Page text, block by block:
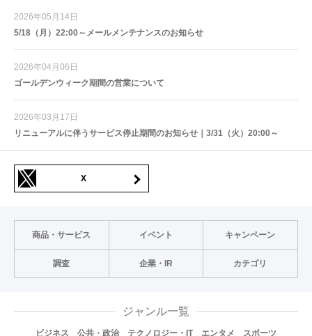
2026年05月14日
5/18（月）22:00～メールメンテナンスのお知らせ
2026年04月06日
ゴールデンウィーク期間の営業について
2026年03月17日
リニューアルに伴うサービス停止期間のお知らせ｜3/31（火）20:00～
X
商品・サービス イベント キャンペーン
調査 企業・IR カテゴリ
ジャンル一覧
ビジネス 公共・政治 テクノロジー・IT エンタメ スポーツ